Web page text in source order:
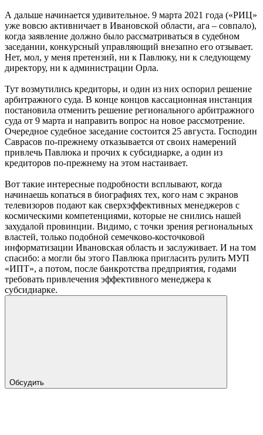
А дальше начинается удивительное. 9 марта 2021 года («РИЦ»
уже вовсю активничает в Ивановской области, ага – совпало),
когда заявление должно было рассматриваться в судебном
заседании, конкурсный управляющий внезапно его отзывает.
Нет, мол, у меня претензий, ни к Павлюку, ни к следующему
директору, ни к администрации Орла.
Тут возмутились кредиторы, и один из них оспорил решение
арбитражного суда. В конце концов кассационная инстанция
постановила отменить решение регионального арбитражного
суда от 9 марта и направить вопрос на новое рассмотрение.
Очередное судебное заседание состоится 25 августа. Господин
Саврасов по-прежнему отказывается от своих намерений
привлечь Павлюка и прочих к субсидиарке, а один из
кредиторов по-прежнему на этом настаивает.
Вот такие интересные подробности всплывают, когда
начинаешь копаться в биографиях тех, кого нам с экранов
телевизоров подают как сверхэффективных менеджеров с
космическими компетенциями, которые не снились нашей
захудалой провинции. Видимо, с точки зрения региональных
властей, только подобной семечково-косточковой
информатизации Ивановская область и заслуживает. И на том
спасибо: а могли бы этого Павлюка пригласить рулить МУП
«ИПТ», а потом, после банкротства предприятия, годами
требовать привлечения эффективного менеджера к
субсидиарке.
Обсудить